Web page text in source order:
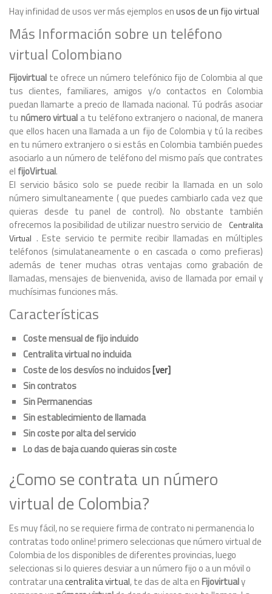
Hay infinidad de usos ver más ejemplos enusos de un fijo virtual
Más Información sobre un teléfono
virtual Colombiano
Fijovirtual te ofrece un número telefónico fijo de Colombia al que
tus clientes, familiares, amigos y/o contactos en Colombia
puedan llamarte a precio de llamada nacional. Tú podrás asociar
tu número virtual a tu teléfono extranjero o nacional, de manera
que ellos hacen una llamada a un fijo de Colombia y tú la recibes
en tu número extranjero o si estás en Colombia también puedes
asociarlo a un número de teléfono del mismo país que contrates
el fijoVirtual.
El servicio básico solo se puede recibir la llamada en un solo
número simultaneamente ( que puedes cambiarlo cada vez que
quieras desde tu panel de control). No obstante también
ofrecemos la posibilidad de utilizar nuestro servicio de
Centralita
Virtual . Este servicio te permite recibir llamadas en múltiples
teléfonos (simulataneamente o en cascada o como prefieras)
además de tener muchas otras ventajas como grabación de
llamadas, mensajes de bienvenida, aviso de llamada por email y
muchísimas funciones más.
Características
Coste mensual de fijo incluido
Centralita virtual no incluida
Coste de los desvíos no incluidos[ver]
Sin contratos
Sin Permanencias
Sin establecimiento de llamada
Sin coste por alta del servicio
Lo das de baja cuando quieras sin coste
¿Como se contrata un número
virtual de Colombia?
Es muy fácil, no se requiere firma de contrato ni permanencia lo
contratas todo online! primero seleccionas que número virtual de
Colombia de los disponibles de diferentes provincias, luego
seleccionas si lo quieres desviar a un número fijo o a un móvil o
contratar unacentralita virtual, te das de alta enFijovirtualy